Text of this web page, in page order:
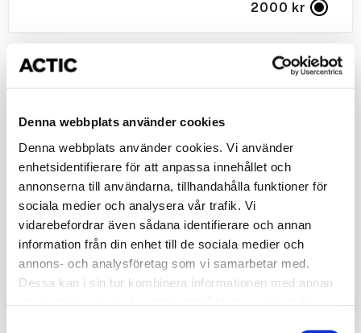
Denna webbplats använder cookies
Denna webbplats använder cookies. Vi använder
enhetsidentifierare för att anpassa innehållet och
annonserna till användarna, tillhandahålla funktioner för
sociala medier och analysera vår trafik. Vi
vidarebefordrar även sådana identifierare och annan
information från din enhet till de sociala medier och
annons- och analysföretag som vi samarbetar med.
Dessa kan i sin tur kombinera informationen med annan
2000 kr
Mellan kalaset
Glasstårta
Smil dricka​
Kaffe till föräldrarna​
Present till födelsedagsbarnet​
Piggebiljett till alla barnen, som kan användas för
en gratis badentré vid annat tillfälle
Korv med bröd
Godispåse
2500 kr